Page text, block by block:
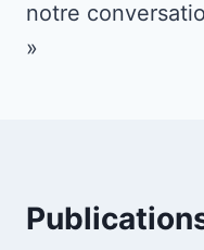
notre
»